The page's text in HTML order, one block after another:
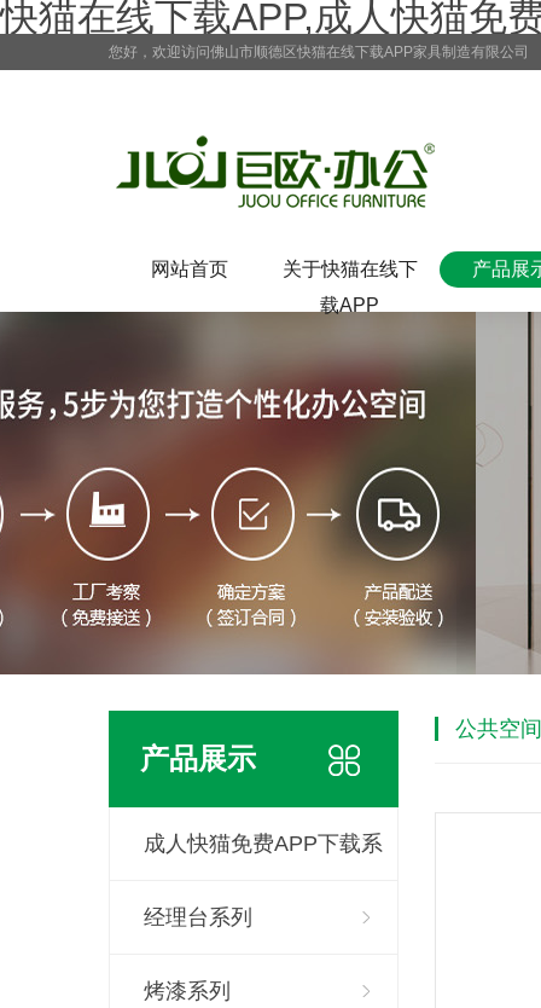
快猫在线下载APP,成人快猫免
您好，欢迎访问佛山市顺德区快猫在线下载APP家具制造有限公司
网站首页
关于快猫在线下
载APP
产品展
产品展示
成人快猫免费APP下载系
列
经理台系列
烤漆系列
公共空